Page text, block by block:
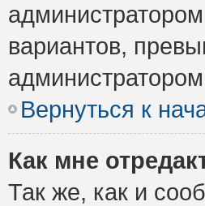
вариантов,
Вернуться к
Как мне
Так же, как и